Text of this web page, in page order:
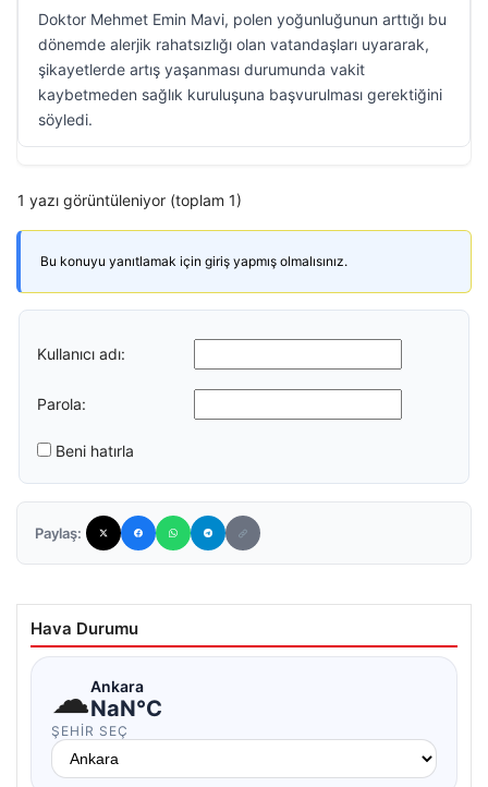
Doktor Mehmet Emin Mavi, polen yoğunluğunun arttığı bu
dönemde alerjik rahatsızlığı olan vatandaşları uyararak,
şikayetlerde artış yaşanması durumunda vakit
kaybetmeden sağlık kuruluşuna başvurulması gerektiğini
söyledi.
1 yazı görüntüleniyor (toplam 1)
Bu konuyu yanıtlamak için giriş yapmış olmalısınız.
Kullanıcı adı:
Parola:
Beni hatırla
Paylaş:
Hava Durumu
☁Ankara
NaN°C
ŞEHIR SEÇ